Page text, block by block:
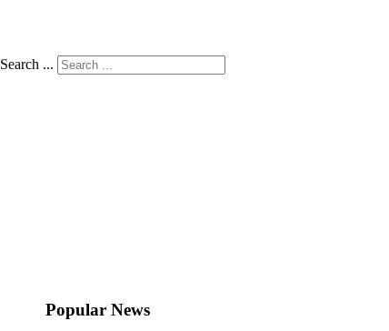
Search ...
Popular News